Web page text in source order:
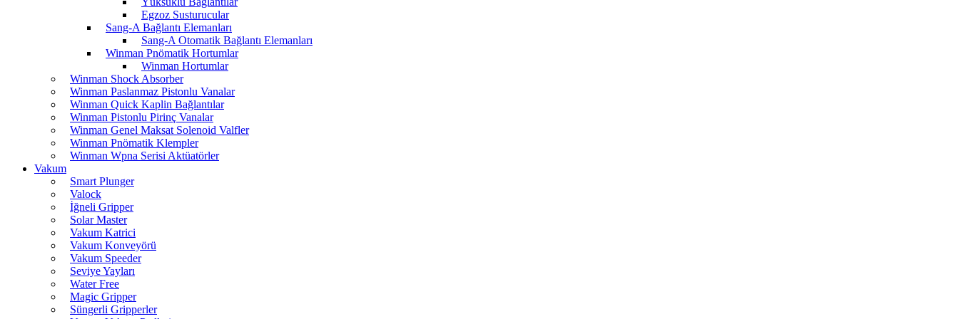
Egzoz Susturucular
Sang-A Bağlantı Elemanları
Sang-A Otomatik Bağlantı Elemanları
Winman Pnömatik Hortumlar
Winman Hortumlar
Winman Shock Absorber
Winman Paslanmaz Pistonlu Vanalar
Winman Quick Kaplin Bağlantılar
Winman Pistonlu Pirinç Vanalar
Winman Genel Maksat Solenoid Valfler
Winman Pnömatik Klempler
Winman Wpna Serisi Aktüatörler
Vakum
Smart Plunger
Valock
İğneli Gripper
Solar Master
Vakum Katrici
Vakum Konveyörü
Vakum Speeder
Seviye Yayları
Water Free
Magic Gripper
Süngerli Gripperler